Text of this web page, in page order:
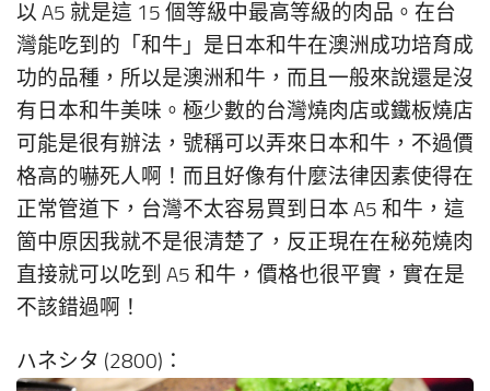
以 A5 就是這 15 個等級中最高等級的肉品。在台
灣能吃到的「和牛」是日本和牛在澳洲成功培育成
功的品種，所以是澳洲和牛，而且一般來說還是沒
有日本和牛美味。極少數的台灣燒肉店或鐵板燒店
可能是很有辦法，號稱可以弄來日本和牛，不過價
格高的嚇死人啊！而且好像有什麼法律因素使得在
正常管道下，台灣不太容易買到日本 A5 和牛，這
箇中原因我就不是很清楚了，反正現在在秘苑燒肉
直接就可以吃到 A5 和牛，價格也很平實，實在是
不該錯過啊！
ハネシタ (2800)：